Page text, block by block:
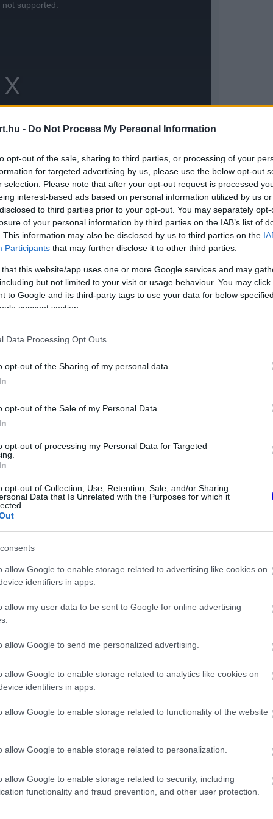
- Do Not Process My Personal Information
opt-out of the sale, sharing to third parties, or processing of your
for targeted advertising by us, please use the below opt-out
selection. Please note that after your opt-out request is processed
interest-based ads based on personal information utilized by us
to third parties prior to your opt-out. You may separately
of your personal information by third parties on the IAB’s list of
This information may also be disclosed by us to third parties on the
Participants that may further disclose it to other third parties.
that this website/app uses one or more Google services and may
but not limited to your visit or usage behaviour. You may
to Google and its third-party tags to use your data for below
consent section.
Data Processing Opt Outs
opt-out of the Sharing of my personal data.
opt-out of the Sale of my Personal Data.
opt-out of processing my Personal Data for Targeted
opt-out of Collection, Use, Retention, Sale, and/or Sharing
Data that Is Unrelated with the Purposes for which it
allow Google to enable storage related to advertising like cookies on
identifiers in apps.
allow my user data to be sent to Google for online advertising
allow Google to send me personalized advertising.
allow Google to enable storage related to analytics like cookies on
identifiers in apps.
allow Google to enable storage related to functionality of the website
allow Google to enable storage related to personalization.
allow Google to enable storage related to security, including
functionality and fraud prevention, and other user protection.
supported.
szokatlan mindaz, amit látunk. Úgy
Egyre rosszabb és rosszabb”. A német
ugyanis a korábbi versenyző szerint
hogy nyisson a kanyarból, ám ez most túl
versenyzői hiba is. Nem úgy tűnt, hogy
vizsgálni” – tette hozzá.
okát
Hamilton egyre kevésbé érzi
az ilyen hétköznapi edzéskörökön soha
„A teljes pályafutása során alig-alig
hiba csúszik be, mintha folyamatosan
alkalmazkodik hozzá.”
mert már Hamilton megítélésére is hatással
„borzasztó szezonról” van szó,
olyan pályafutás lezárásához, mint
„nagyon nehéz ezt feldolgoznia. Kikap a
be, időnként egyedül pördül meg. Ennél